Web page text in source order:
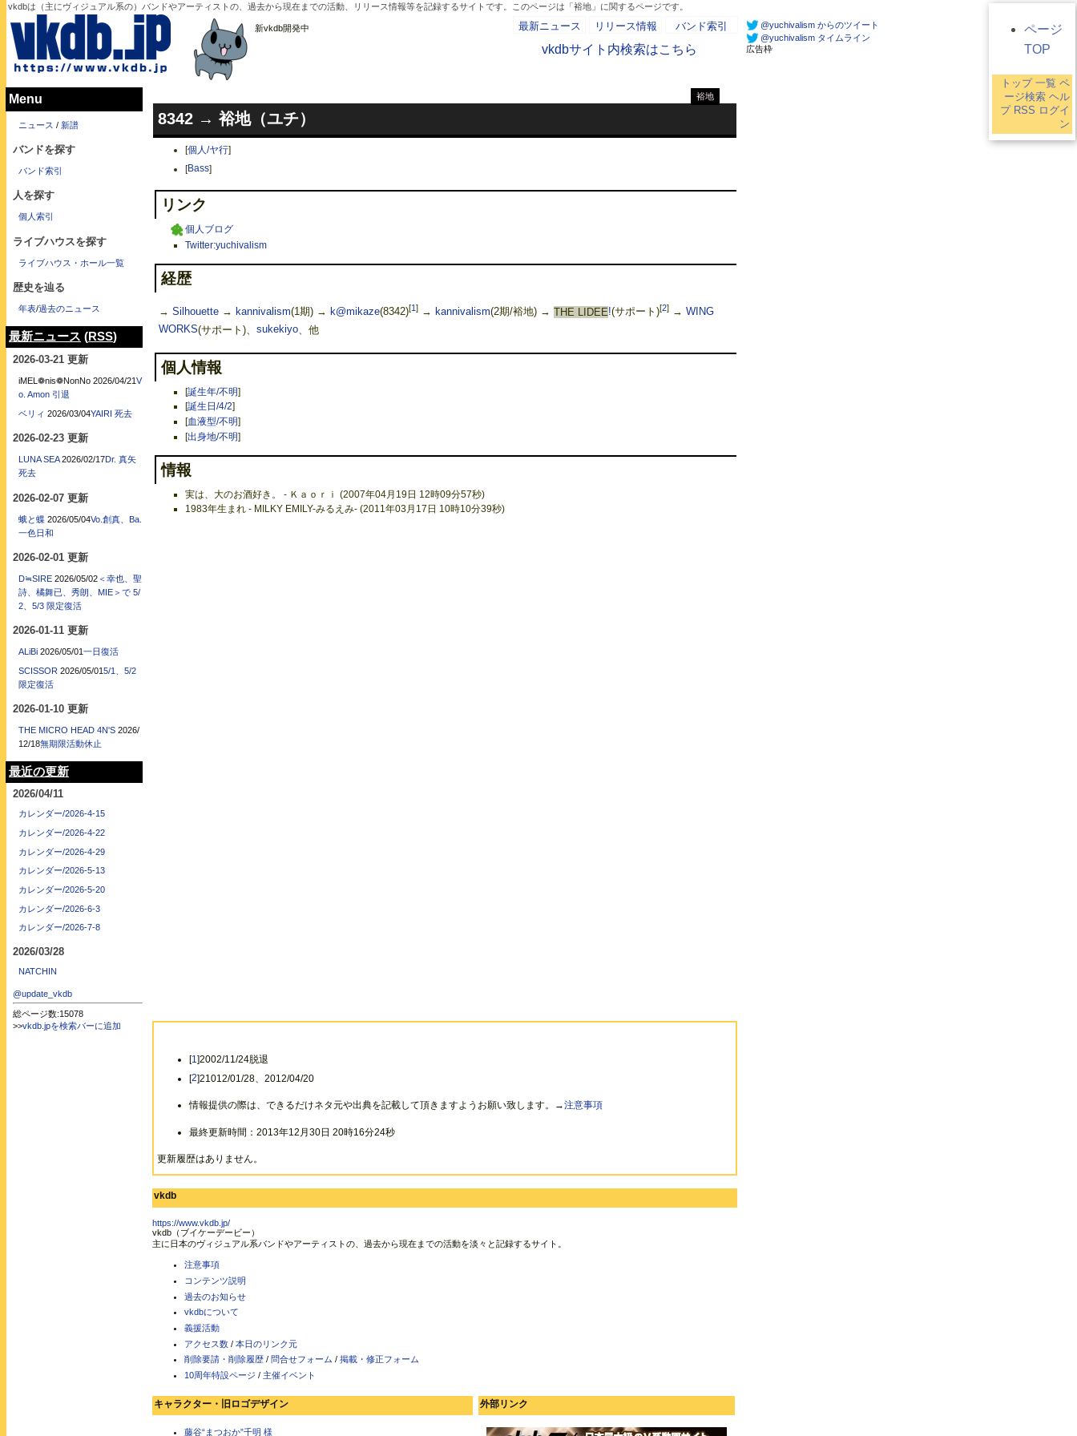
vkdbは（主にヴィジュアル系の）バンドやアーティストの、過去から現在までの活動、リリース情報等を記録するサイトです。このページは「裕地」に関するページです。
新vkdb開発中 最新ニュース リリース情報 バンド索引
vkdbサイト内検索はこちら
裕地
8342 → 裕地（ユチ）
[個人/ヤ行]
[Bass]
リンク
個人ブログ
Twitter:yuchivalism
経歴
→ Silhouette→ kannivalism(1期) → k@mikaze(8342)[1 ]→ kannivalism(2期/裕地) → THE LIDEE!(サポート)[2]→ WING
WORKS(サポート)、 sukekiyo、他
個人情報
[誕生年/不明]
[誕生日/4/2]
[血液型/不明]
[出身地/不明]
情報
実は、大のお酒好き。 - Ｋａｏｒｉ (2007年04月19日 12時09分57秒)
1983年生まれ - MILKY EMILY-みるえみ- (2011年03月17日 10時10分39秒)
[1]2002/11/24脱退
[2]21012/01/28、2012/04/20
情報提供の際は、できるだけネタ元や出典を記載して頂きますようお願い致します。→注意事項
最終更新時間：2013年12月30日 20時16分24秒
更新履歴はありません。
vkdb
https://www.vkdb.jp/
vkdb（ブイケーデービー）
主に日本のヴィジュアル系バンドやアーティストの、過去から現在までの活動を淡々と記録するサイト。
注意事項
コンテンツ説明
過去のお知らせ
vkdbについて
義援活動
アクセス数 / 本日のリンク元
削除要請・削除履歴 / 問合せフォーム / 掲載・修正フォーム
10周年特設ページ / 主催イベント
キャラクター・旧ロゴデザイン
藤谷“まつおか”千明 様
外部リンク
@yuchivalism からのツイート
@yuchivalism タイムライン
広告枠
Menu
ニュース / 新譜
バンドを探す
バンド索引
人を探す
個人索引
ライブハウスを探す
ライブハウス・ホール一覧
歴史を辿る
年表/過去のニュース
最新ニュース (RSS)
2026-03-21 更新
iMEL❁nis❁NonNo 2026/04/21 V
o. Amon 引退
ベリィ 2026/03/04YAIRI 死去
2026-02-23 更新
LUNA SEA 2026/02/17Dr. 真矢
死去
2026-02-07 更新
蛾と蝶 2026/05/04Vo.創真、Ba.
一色日和
2026-02-01 更新
D≒SIRE 2026/05/02＜幸也、聖
詩、橘舞已、秀朗、MIE＞で 5/
2、5/3 限定復活
2026-01-11 更新
ALiBi 2026/05/01一日復活
SCISSOR 2026/05/015/1、5/2
限定復活
2026-01-10 更新
THE MICRO HEAD 4N'S 2026/
12/18無期限活動休止
最近の更新
2026/04/11
カレンダー/2026-4-15
カレンダー/2026-4-22
カレンダー/2026-4-29
カレンダー/2026-5-13
カレンダー/2026-5-20
カレンダー/2026-6-3
カレンダー/2026-7-8
2026/03/28
NATCHIN
@update_vkdb
総ページ数:15078
>>vkdb.jpを検索バーに追加
ページ
TOP
トップ 一覧 ペ
ージ検索 ヘル
プ RSS ログイ
ン